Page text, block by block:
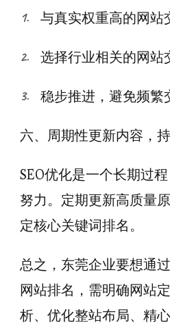
与真实权重高的网站
选择行业相关的网站
稳步推进，避免频繁
六、周期性更新内容，
SEO优化是一个长期过
努力。定期更新高质量
定核心关键词排名。
总之，东莞企业要想通
网站排名，需明确网站
析、优化整站布局、精